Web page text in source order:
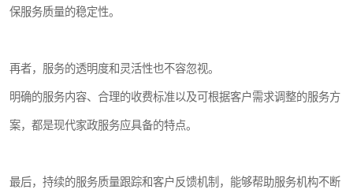
保服务质量的稳定性。
再者，服务的透明度和灵活性也不容忽视。
明确的服务内容、合理的收费标准以及可根据客户需求调整的服务方
案，都是现代家政服务应具备的特点。
最后，持续的服务质量跟踪和客户反馈机制，能够帮助服务机构不断